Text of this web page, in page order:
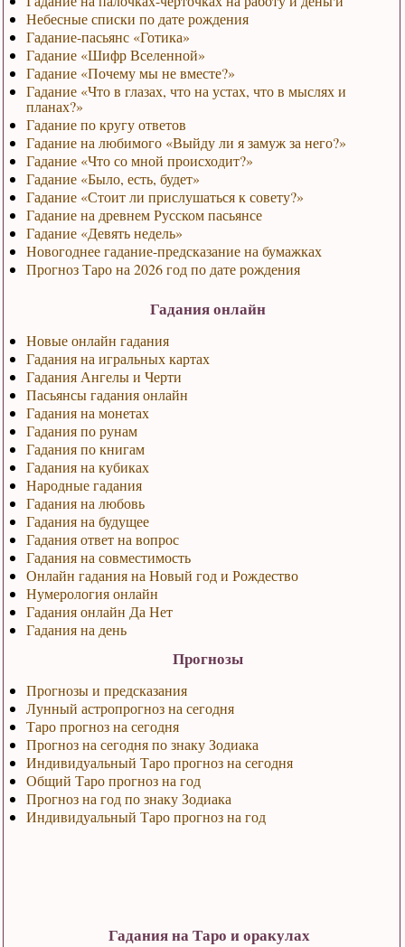
Небесные списки по дате рождения
Гадание-пасьянс «Готика»
Гадание «Шифр Вселенной»
Гадание «Почему мы не вместе?»
Гадание «Что в глазах, что на устах, что в мыслях и
планах?»
Гадание по кругу ответов
Гадание на любимого «Выйду ли я замуж за него?»
Гадание «Что со мной происходит?»
Гадание «Было, есть, будет»
Гадание «Стоит ли прислушаться к совету?»
Гадание на древнем Русском пасьянсе
Гадание «Девять недель»
Новогоднее гадание-предсказание на бумажках
Прогноз Таро на 2026 год по дате рождения
Гадания онлайн
Новые онлайн гадания
Гадания на игральных картах
Гадания Ангелы и Черти
Пасьянсы гадания онлайн
Гадания на монетах
Гадания по рунам
Гадания по книгам
Гадания на кубиках
Народные гадания
Гадания на любовь
Гадания на будущее
Гадания ответ на вопрос
Гадания на совместимость
Онлайн гадания на Новый год и Рождество
Нумерология онлайн
Гадания онлайн Да Нет
Гадания на день
Прогнозы
Прогнозы и предсказания
Лунный астропрогноз на сегодня
Таро прогноз на сегодня
Прогноз на сегодня по знаку Зодиака
Индивидуальный Таро прогноз на сегодня
Общий Таро прогноз на год
Прогноз на год по знаку Зодиака
Индивидуальный Таро прогноз на год
Гадания на Таро и оракулах